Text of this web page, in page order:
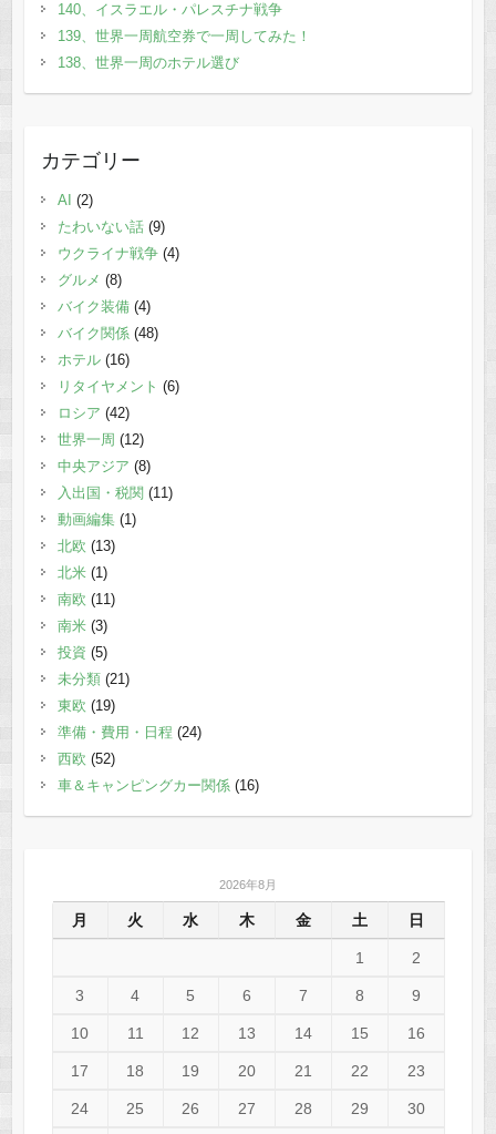
140、イスラエル・パレスチナ戦争
139、世界一周航空券で一周してみた！
138、世界一周のホテル選び
カテゴリー
AI (2)
たわいない話(9)
ウクライナ戦争(4)
グルメ (8)
バイク装備(4)
バイク関係(48)
ホテル(16)
リタイヤメント (6)
ロシア (42)
世界一周 (12)
中央アジア (8)
入出国・税関 (11)
動画編集 (1)
北欧 (13)
北米(1)
南欧 (11)
南米(3)
投資 (5)
未分類(21)
東欧 (19)
準備・費用・日程 (24)
西欧 (52)
車＆キャンピングカー関係(16)
2026年8月
月 火 水 木 金 土 日
1 2
3 4 5 6 7 8 9
10 11 12 13 14 15 16
17 18 19 20 21 22 23
24 25 26 27 28 29 30